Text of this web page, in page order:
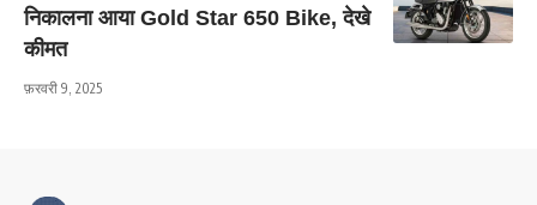
निकालना आया Gold Star 650 Bike, देखे
कीमत
फ़रवरी 9, 2025